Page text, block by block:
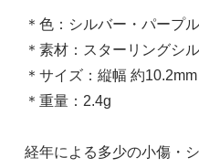
＊色：シルバー・パープル
＊素材：スターリングシ
＊サイズ：縦幅 約
＊重量：2.4g
経年による多少の小傷・